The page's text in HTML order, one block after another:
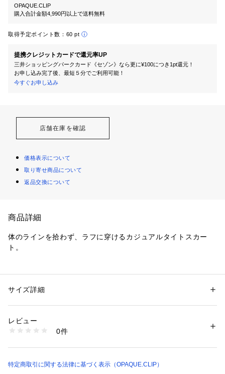
OPAQUE.CLIP
購入合計金額4,990円以上で送料無料
取得予定ポイント数： 60 pt
提携クレジットカードで還元率UP
三井ショッピングパークカード《セゾン》なら更に¥100につき1pt還元！
お申し込み完了後、最短５分でご利用可能！
今すぐお申し込み
店舗在庫を確認
価格表示について
取り寄せ商品について
返品交換について
商品詳細
体のラインを拾わず、ラフに穿けるカジュアルタイトスカー
ト。
げたタイトスカート。
・スニーカーやフラットシューズと相性が良く、普段のお出か
けからワンマイルコーデまで幅広く活躍。
性別：レディース
素材：コットン99％ ポリウレタン1％
商品番号：
637-75095 （ショップ）
サイズ詳細
レビュー
0件
特定商取引に関する法律に基づく表示（OPAQUE.CLIP）